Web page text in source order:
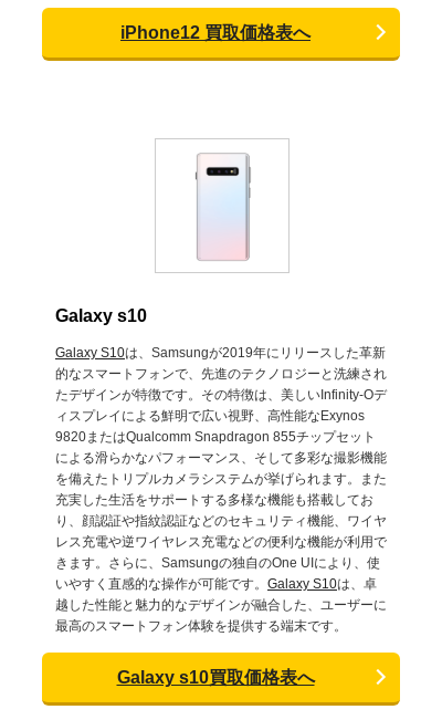
iPhone12 買取価格表へ
Galaxy s10
Galaxy S10は、Samsungが2019年にリリースした革新
的なスマートフォンで、先進のテクノロジーと洗練され
たデザインが特徴です。その特徴は、美しいInfinity-Oデ
ィスプレイによる鮮明で広い視野、高性能なExynos
9820またはQualcomm Snapdragon 855チップセット
による滑らかなパフォーマンス、そして多彩な撮影機能
を備えたトリプルカメラシステムが挙げられます。また
充実した生活をサポートする多様な機能も搭載してお
り、顔認証や指紋認証などのセキュリティ機能、ワイヤ
レス充電や逆ワイヤレス充電などの便利な機能が利用で
きます。さらに、Samsungの独自のOne UIにより、使
いやすく直感的な操作が可能です。 Galaxy S10は、卓
越した性能と魅力的なデザインが融合した、ユーザーに
最高のスマートフォン体験を提供する端末です。
Galaxy s10買取価格表へ